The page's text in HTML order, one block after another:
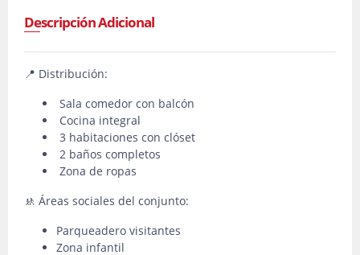
Descripción Adicional
📍 Distribución:
Sala comedor con balcón
Cocina integral
3 habitaciones con clóset
2 baños completos
Zona de ropas
🚸 Áreas sociales del conjunto:
Parqueadero visitantes
Zona infantil